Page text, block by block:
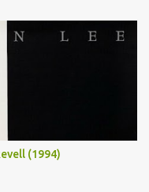
(1994)